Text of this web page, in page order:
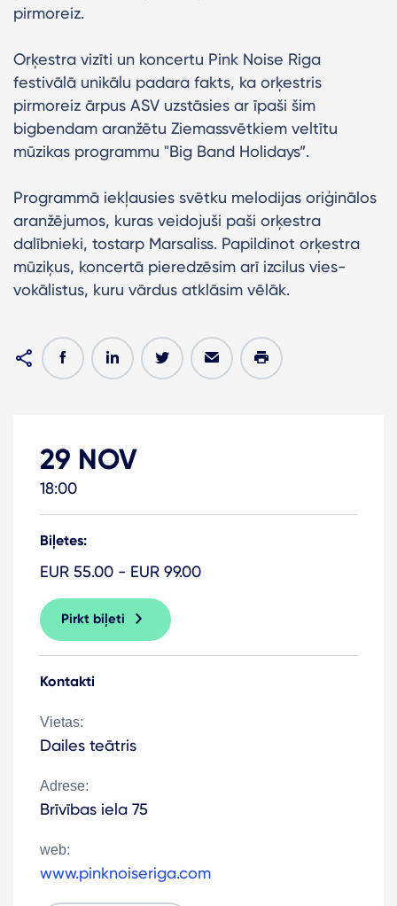
pirmoreiz.
Orķestra vizīti un koncertu Pink Noise Riga
festivālā unikālu padara fakts, ka orķestris
pirmoreiz ārpus ASV uzstāsies ar īpaši šim
bigbendam aranžētu Ziemassvētkiem veltītu
mūzikas programmu "Big Band Holidays”.
‍Programmā iekļausies svētku melodijas oriģinālos
aranžējumos, kuras veidojuši paši orķestra
dalībnieki, tostarp Marsaliss. Papildinot orķestra
mūziķus, koncertā pieredzēsim arī izcilus vies-
vokālistus, kuru vārdus atklāsim vēlāk.
29 NOV
18:00
Biļetes:
EUR 55.00 - EUR 99.00
Pirkt biļeti
Kontakti
Vietas:
Dailes teātris
Adrese:
Brīvības iela 75
web:
www.pinknoiseriga.com